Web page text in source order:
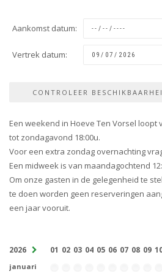
Aankomst datum:
Vertrek datum:
Een weekend in Hoeve Ten Vorsel loopt
tot zondagavond 18:00u.
Voor een extra zondag overnachting
Een midweek is van maandagochtend
Om onze gasten in de gelegenheid te
te doen worden geen reserveringen
een jaar vooruit.
2026 01 02 03 04 05 06 07 08 09
januari